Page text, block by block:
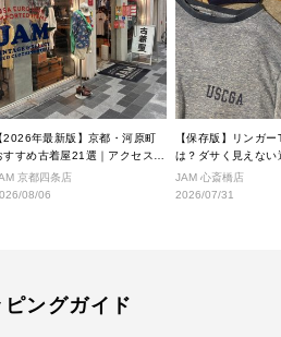
2026年最新版】京都・河原町
すすめ古着屋21選｜アクセス良
な絶対行くべきショップ厳選！
京都四条店
08/06
【保存版】リンガ
は？ダサく見えない
なし完全ガイド
JAM 心斎橋店
2026/07/31
ピングガイド